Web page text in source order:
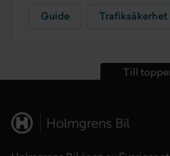
Guide Trafiksäkerhet
Till